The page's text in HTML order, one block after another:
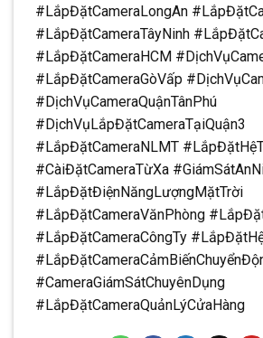
#LắpĐặtCameraLongAn
#LắpĐặtCameraTâyNinh
#LắpĐặtCameraHCM
#LắpĐặtCameraGòVấp
#DịchVụCameraQuậnTânPhú
#DịchVụLắpĐặtCameraTạiQuận3
#LắpĐặtCameraNLMT
#CàiĐặtCameraTừXa
#LắpĐặtĐiệnNăngLượngMặtTrời
#LắpĐặtCameraVănPhòng
#LắpĐặtCameraCôngTy
#CameraGiámSátChuyênDụng
#LắpĐặtCameraQuảnLýCửaHàng